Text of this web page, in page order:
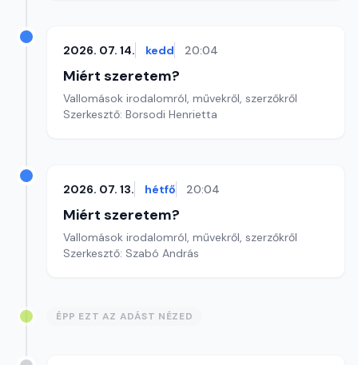
2026. 07. 14. kedd 20:04
Miért szeretem?
Vallomások irodalomról, művekről, szerzőkről
Szerkesztő: Borsodi Henrietta
2026. 07. 13. hétfő 20:04
Miért szeretem?
Vallomások irodalomról, művekről, szerzőkről
Szerkesztő: Szabó András
ÉPP EZT AZ ADÁST NÉZED